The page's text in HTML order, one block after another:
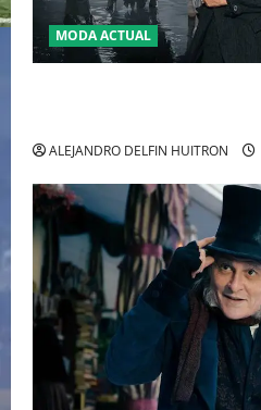
MODA ACTUAL
ALEJANDRO DELFIN HUITRON